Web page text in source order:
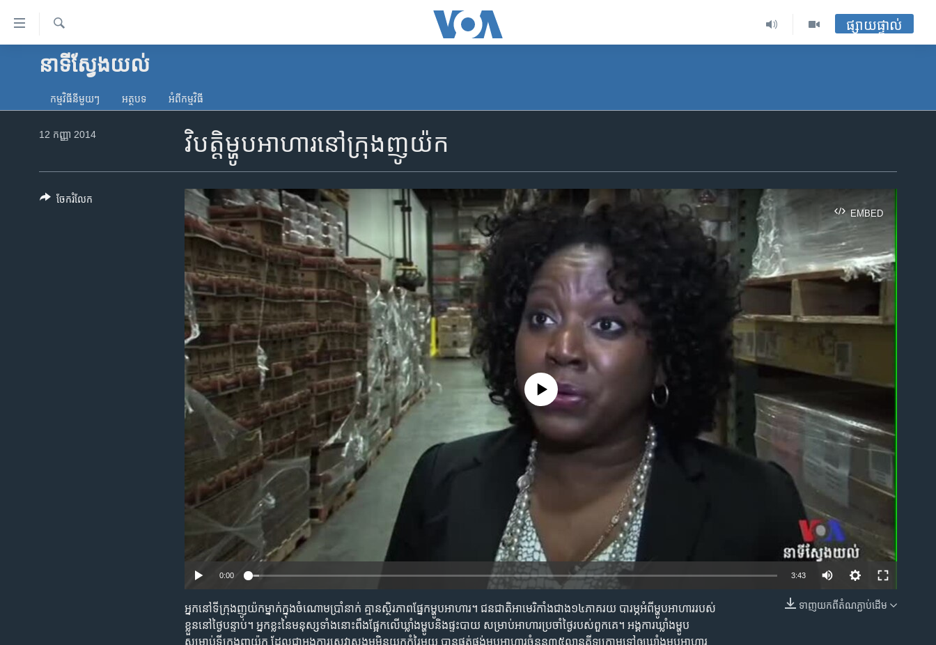
ទៅ​
គេហទំព័រ​
ទាក់ទង
និង​អាមេរិក
រក
ផ្សាយផ្ទាល់
នាទី​ស្វែង​យល់
កម្មវិធី​នីមួយៗ អត្ថបទ​ អំពី​កម្មវិធី​
វិបត្តិ​ម្ហូប​អាហារ​នៅ​ក្រុង​ញូយ៉ក
12 កញ្ញា 2014
EMBED
EMBED
No media source currently available
0:00 3:43
ទាញ​យក​ពី​តំណភ្ជាប់​ដើម
អ្នក​នៅ​ទីក្រុង​​ញូយ៉ក​ម្នាក់​ក្នុង​ចំណោម​ប្រាំ​នាក់ គ្មាន​ស្ថិរភាព​ផ្នែក​ម្ហូប​អាហារ។ ជនជាតិ​អាមេរិកាំង​ជាង​១៤​ភាគរយ បារម្ភ​អំពី​ម្ហូប​អាហារ​របស់​
ខ្លួន​នៅ​ថ្ងៃ​បន្ទាប់។ អ្នក​ខ្លះ​នៃ​មនុស្ស​ទាំង​នោះ​ពឹង​ផ្អែក​លើ​ឃ្លាំង​ម្ហូប​និង​ផ្ទះបាយ សម្រាប់​អាហារ​ប្រចាំ​ថ្ងៃ​របស់​ពួកគេ។ អង្គការ​ឃ្លាំង​ម្ហូប​
សម្រាប់​ទីក្រុង​ញូយ៉ក ដែល​ជា​អង្គការ​សេវា​សង្គម​មិន​យក​កំរៃ​មួយ បាន​ផ្គត់​ផ្គង់​ម្ហូប​អាហារ​ចំនួន​៣៥​លាន​គីឡូក្រាម​ទៅ​ឲ្យ​ឃ្លាំង​ម្ហូប​អាហារ​
ចែករំលែក